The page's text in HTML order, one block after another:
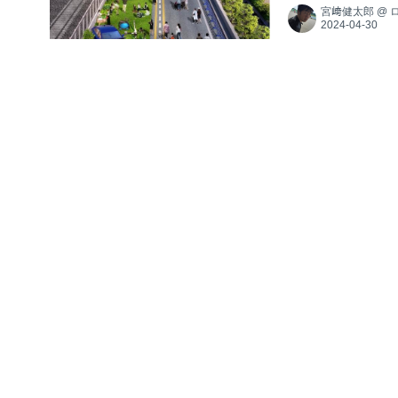
宮﨑健太郎 @